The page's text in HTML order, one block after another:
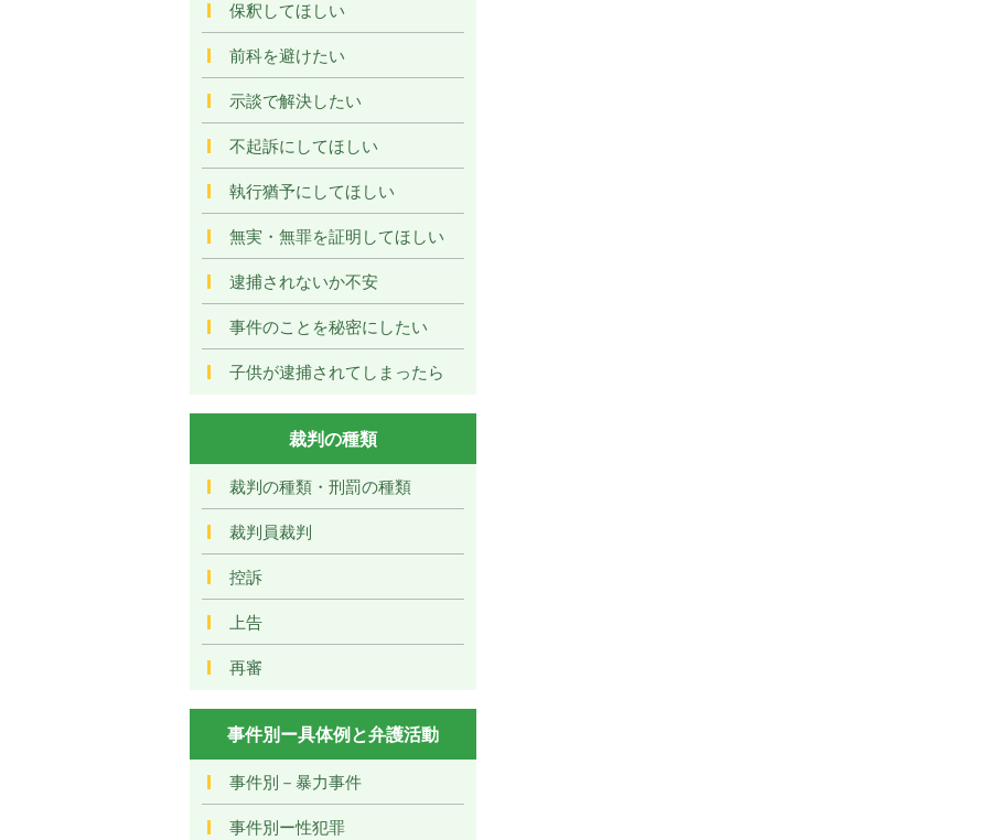
保釈してほしい
前科を避けたい
示談で解決したい
不起訴にしてほしい
執行猶予にしてほしい
無実・無罪を証明してほしい
逮捕されないか不安
事件のことを秘密にしたい
子供が逮捕されてしまったら
裁判の種類
裁判の種類・刑罰の種類
裁判員裁判
控訴
上告
再審
事件別ー具体例と弁護活動
事件別－暴力事件
事件別ー性犯罪